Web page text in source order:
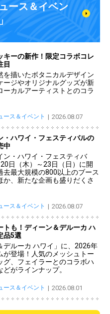
ース＆イベン
キーの新作！限定コラボコレ
目
を描いたボタニカルデザイン
ージやオリジナルグッズが新
ーカルアーティストとのコラ
ース＆イベント 2026.08.07
・ハワイ・フェスティバルの
中
ン・ハワイ・フェスティバ
日（木）～23日（日）に開
去最大規模の800以上のブース
か、新たな企画も盛りだくさ
ース＆イベント 2026.08.07
トも！ディーン＆デルーカ ハ
品5選
デルーカ ハワイ」に、2026年
が登場！人気のメッシュトー
グ、フェイラーとのコラボハ
どがラインナップ。
ース＆イベント 2026.08.01